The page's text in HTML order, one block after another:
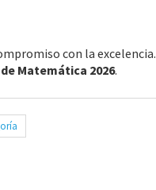
con la excelencia.
Matemática 2026.